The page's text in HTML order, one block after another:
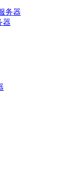
务器
器